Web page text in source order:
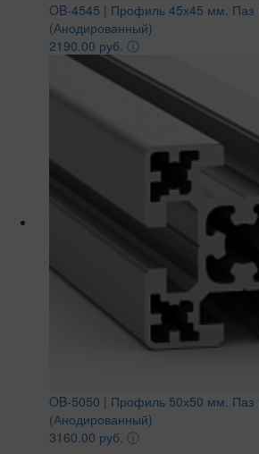
OB-4545 | Профиль 45х45 мм. Паз
(Анодированный)
2190.00 руб. ⓘ
OB-5050 | Профиль 50х50 мм. Паз
(Анодированный)
3160.00 руб. ⓘ